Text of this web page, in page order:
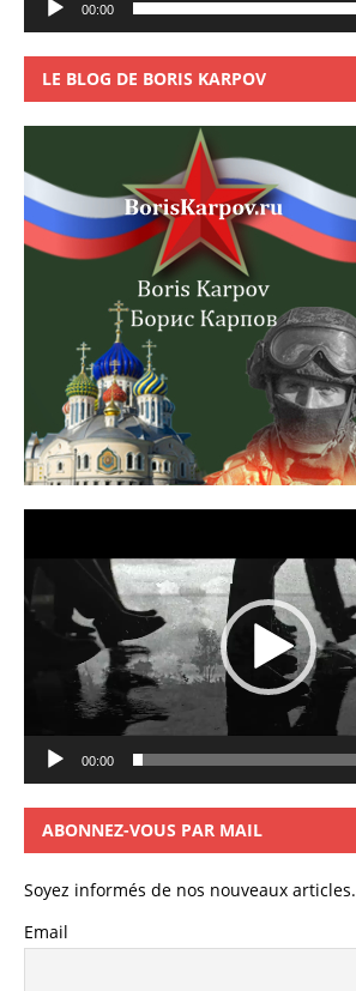
00:00
LE BLOG DE BORIS KARPOV
00:00
ABONNEZ-VOUS PAR MAIL
Soyez informés de nos nouveaux articles.
Email